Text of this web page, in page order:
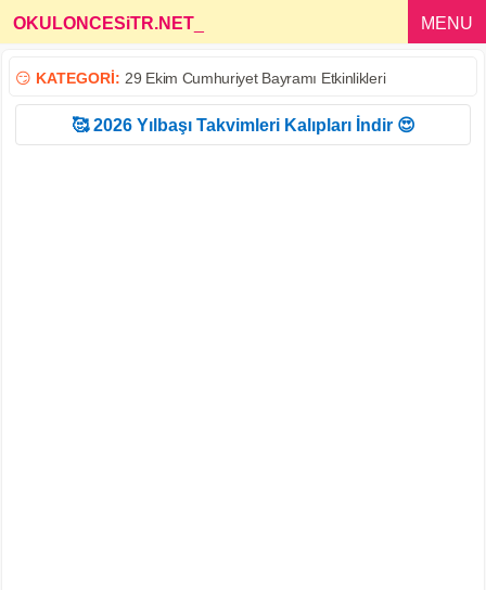
OKULONCESiTR.NET MENU
😏 KATEGORİ: 29 Ekim Cumhuriyet Bayramı Etkinlikleri
🥰 2026 Yılbaşı Takvimleri Kalıpları İndir 😍